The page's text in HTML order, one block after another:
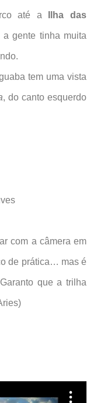
até a Ilha das
gente tinha muita
tem uma vista
, do canto esquerdo
com a câmera em
de prática… mas é
que a trilha